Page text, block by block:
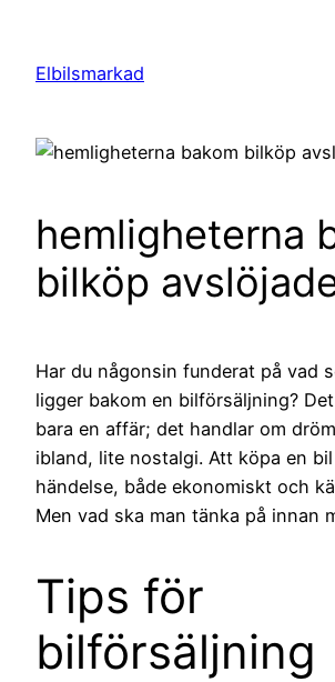
innehåll
Elbilsmarkad
hemligheterna
bilköp
Har du någonsin funderat på vad
ligger bakom en bilförsäljning?
bara en affär; det handlar om
ibland, lite nostalgi. Att köpa en
händelse, både ekonomiskt och
Men vad ska man tänka på innan
Tips för
bilförsäljning